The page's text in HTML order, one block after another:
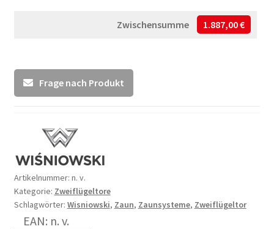
Zwischensumme 1.887,00 €
Frage nach Produkt
Artikelnummer: n. v.
Kategorie: Zweiflügeltore
Schlagwörter: Wisniowski, Zaun, Zaunsysteme, Zweiflügeltor
EAN: n. v.